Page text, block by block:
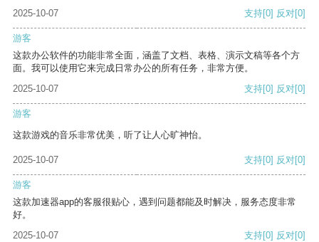
2025-10-07 支持[0] 反对[0]
游客
这款办公软件的功能非常全面，涵盖了文档、表格、演示文稿等各个方
面。我可以使用它来完成日常办公的所有任务，非常方便。
2025-10-07
支持[0] 反对[0]
游客
这款游戏的音乐非常优美，听了让人心旷神怡。
2025-10-07 支持[0] 反对[0]
游客
这款加速器app的客服很贴心，遇到问题都能及时解决，服务态度非常
好。
2025-10-07
支持[0] 反对[0]